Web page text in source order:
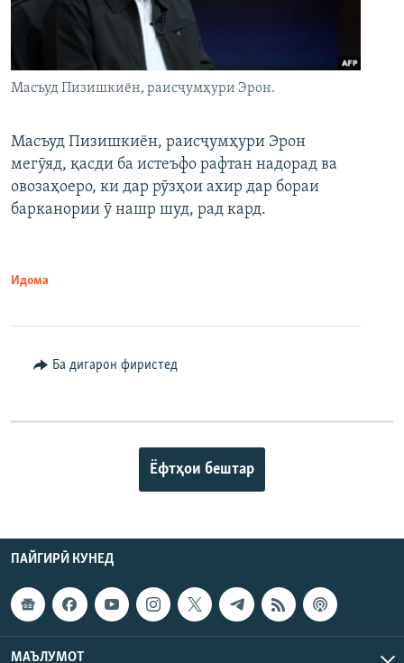
Масъуд Пизишкиён, раисҷумҳури Эрон.
Масъуд Пизишкиён, раисҷумҳури Эрон
мегӯяд, қасди ба истеъфо рафтан надорад ва
овозаҳоеро, ки дар рӯзҳои ахир дар бораи
барканории ӯ нашр шуд, рад кард.
Идома
Ба дигарон фиристед
Ёфтҳои бештар
ПАЙГИРӢ КУНЕД
МАЪЛУМОТ